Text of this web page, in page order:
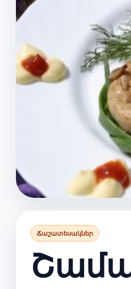
Ճաշատեսակներ